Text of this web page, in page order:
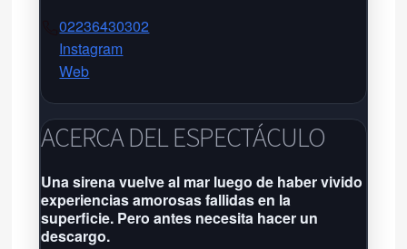
02236430302
Instagram
Web
Rivadavia 3422 - Tel: 02236430302-
Próxima función: No hay eventos
por aquí agendados
Grilla completa
ACERCA DEL ESPECTÁCULO
Una sirena vuelve al mar luego de haber vivido
experiencias amorosas fallidas en la
superficie. Pero antes necesita hacer un
descargo.